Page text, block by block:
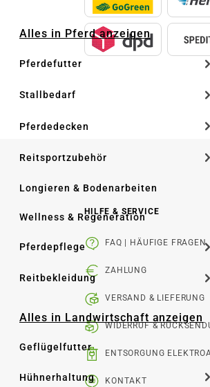
Alles in Pferd anzeigen
Pferdefutter
Stallbedarf
Pferdedecken
Reitsportzubehör
Longieren & Bodenarbeiten
Wellness & Regeneration
Pferdepflege
Reitbekleidung
Alles in Landwirtschaft anzeigen
Geflügelfutter
Hühnerhaltung
HILFE & SERVICE
FAQ | HÄUFIGE FRAGEN
ZAHLUNG
VERSAND & LIEFERUNG
WIDERRUF &
ENTSORGUNG
KONTAKT